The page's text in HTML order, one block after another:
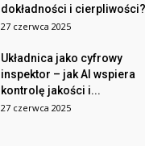
dokładności i cierpliwości?
27 czerwca 2025
Układnica jako cyfrowy
inspektor – jak AI wspiera
kontrolę jakości i...
27 czerwca 2025